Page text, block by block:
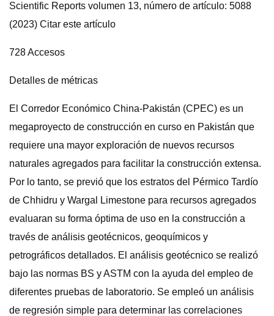
Scientific Reports volumen 13, número de artículo: 5088
(2023) Citar este artículo
728 Accesos
Detalles de métricas
El Corredor Económico China-Pakistán (CPEC) es un
megaproyecto de construcción en curso en Pakistán que
requiere una mayor exploración de nuevos recursos
naturales agregados para facilitar la construcción extensa.
Por lo tanto, se previó que los estratos del Pérmico Tardío
de Chhidru y Wargal Limestone para recursos agregados
evaluaran su forma óptima de uso en la construcción a
través de análisis geotécnicos, geoquímicos y
petrográficos detallados. El análisis geotécnico se realizó
bajo las normas BS y ASTM con la ayuda del empleo de
diferentes pruebas de laboratorio. Se empleó un análisis
de regresión simple para determinar las correlaciones